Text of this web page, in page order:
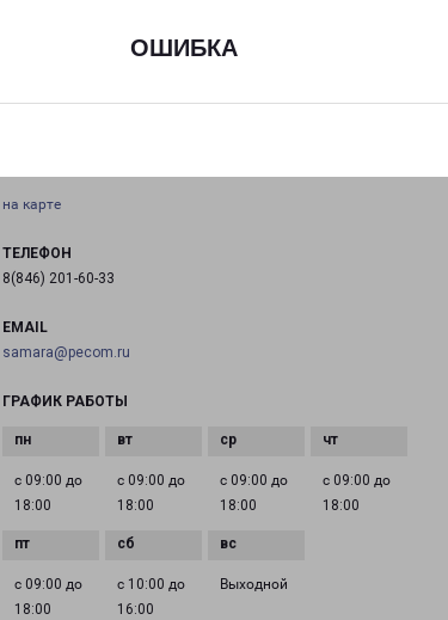
ОШИБКА
443532, Самарская область, м.р-н Волжский,
на карте
ТЕЛЕФОН
8(846) 201-60-33
EMAIL
samara@pecom.ru
ГРАФИК РАБОТЫ
с 09:00 до
18:00
с 09:00 до
18:00
с 09:00 до
18:00
с 09:00 до
18:00
с 09:00 до
18:00
с 10:00 до
16:00
Выходной